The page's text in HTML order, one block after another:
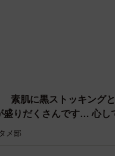
職活動においてAIの影
素肌に黒ストッキング
盛りだくさんです… 心
メ部